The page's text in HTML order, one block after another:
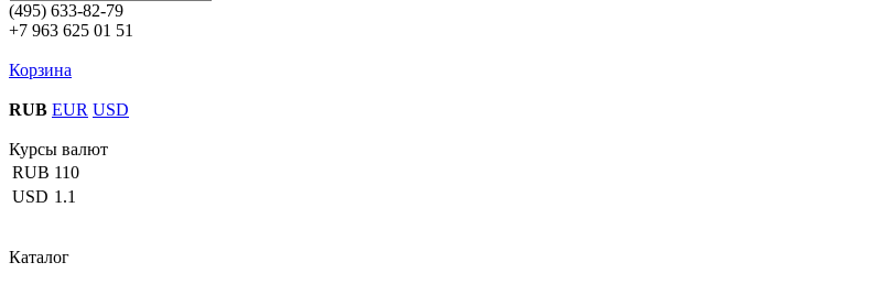
(495) 633-82-79
+7 963 625 01 51
Корзина
RUB EUR USD
Курсы валют
RUB 110
USD 1.1
Каталог